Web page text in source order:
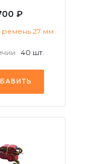
₽
27 мм
40 шт.